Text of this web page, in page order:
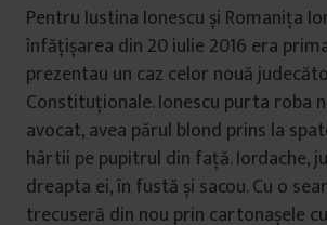
Pentru Iustina Ionescu și Romanița
înfățișarea din 20 iulie 2016 era
prezentau un caz celor nouă
Constituționale. Ionescu purta roba
avocat, avea părul blond prins la
hârtii pe pupitrul din față. Iordache,
dreapta ei, în fustă și sacou. Cu o
trecuseră din nou prin cartonașele